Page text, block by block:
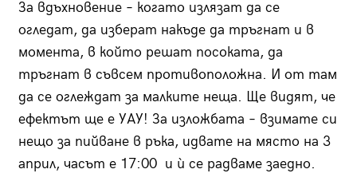
За вдъхновение – когато излязат да се
огледат, да изберат накъде да тръгнат и в
момента, в който решат посоката, да
тръгнат в съвсем противоположна. И от там
да се оглеждат за малките неща. Ще видят, че
ефектът ще е УАУ! За изложбата – взимате си
нещо за пийване в ръка, идвате на място на 3
април, часът е 17:00 и ѝ се радваме заедно.